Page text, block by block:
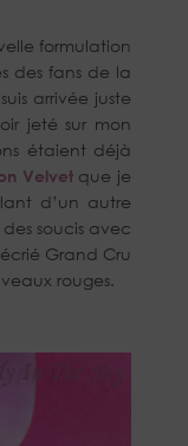
formulation
des fans de la
arrivée juste
jeté sur mon
étaient déjà
Velvetque je
d’un autre
soucis avec
Grand Cru
rouges.